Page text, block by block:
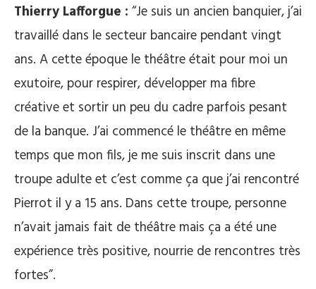
Thierry Lafforgue : “Je suis un ancien banquier, j’ai
travaillé dans le secteur bancaire pendant vingt
ans. A cette époque le théâtre était pour moi un
exutoire, pour respirer, développer ma fibre
créative et sortir un peu du cadre parfois pesant
de la banque. J’ai commencé le théâtre en même
temps que mon fils, je me suis inscrit dans une
troupe adulte et c’est comme ça que j’ai rencontré
Pierrot il y a 15 ans. Dans cette troupe, personne
n’avait jamais fait de théâtre mais ça a été une
expérience très positive, nourrie de rencontres très
fortes”.